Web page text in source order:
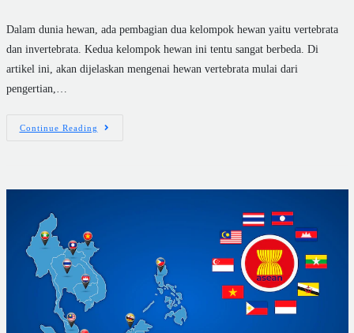
Dalam dunia hewan, ada pembagian dua kelompok hewan yaitu vertebrata
dan invertebrata. Kedua kelompok hewan ini tentu sangat berbeda. Di
artikel ini, akan dijelaskan mengenai hewan vertebrata mulai dari
pengertian,…
Continue Reading